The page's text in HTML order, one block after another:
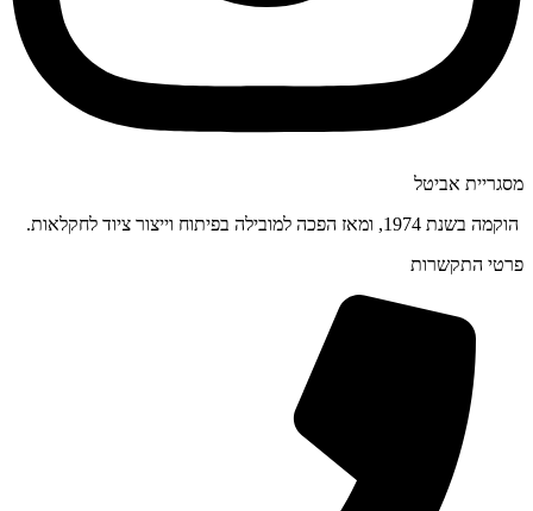
מסגריית אביטל
הוקמה בשנת 1974, ומאז הפכה למובילה בפיתוח וייצור ציוד לחקלאות.
פרטי התקשרות